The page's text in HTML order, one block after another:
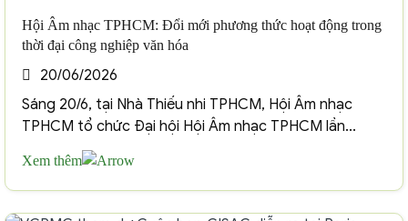
Hội Âm nhạc TPHCM: Đổi mới phương thức hoạt động trong
thời đại công nghiệp văn hóa
20/06/2026
Sáng 20/6, tại Nhà Thiếu nhi TPHCM, Hội Âm nhạc
TPHCM tổ chức Đại hội Hội Âm nhạc TPHCM lần...
Xem thêm